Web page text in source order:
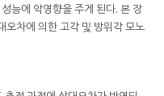
능에 악영향을 주게 된다. 본 장
오차에 의한 고각 및 방위각 모노